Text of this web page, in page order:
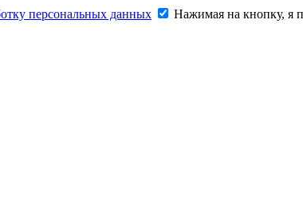
персональных данных
Нажимая на кнопку, я